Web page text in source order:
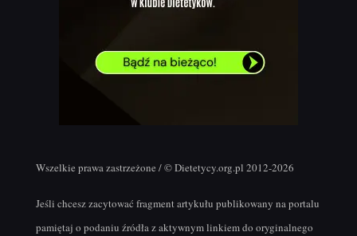
Wszelkie prawa zastrzeżone / © Dietetycy.org.pl 2012-2026
Jeśli chcesz zacytować fragment artykułu publikowany na portalu
pamiętaj o podaniu źródła z aktywnym linkiem do oryginalnego